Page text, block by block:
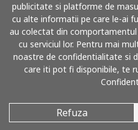
publicitate si platforme de
cu alte informatii pe care le-ai
au colectat din
cu serviciul lor. Pentru mai
noastre de confidentialitate si
care iti pot fi disponibile, te
Refuza
Poti
© 2026